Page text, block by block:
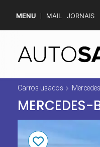
MENU MAIL JORNAIS
Carros usados
MERCEDES-